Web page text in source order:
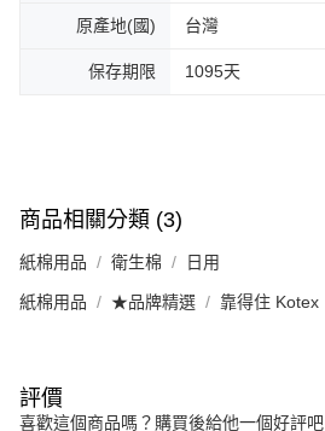
原產地(國) 台灣
保存期限 1095天
商品相關分類 (3)
紙棉用品 衛生棉 日用
紙棉用品 ★品牌精選 靠得住 Kotex
評價
喜歡這個商品嗎？購買後給他一個好評吧